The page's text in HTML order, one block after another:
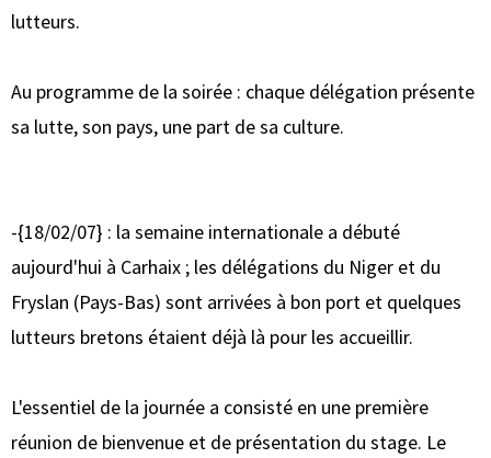
lutteurs.
Au programme de la soirée : chaque délégation présente
sa lutte, son pays, une part de sa culture.
-{18/02/07} : la semaine internationale a débuté
aujourd'hui à Carhaix ; les délégations du Niger et du
Fryslan (Pays-Bas) sont arrivées à bon port et quelques
lutteurs bretons étaient déjà là pour les accueillir.
L'essentiel de la journée a consisté en une première
réunion de bienvenue et de présentation du stage. Le